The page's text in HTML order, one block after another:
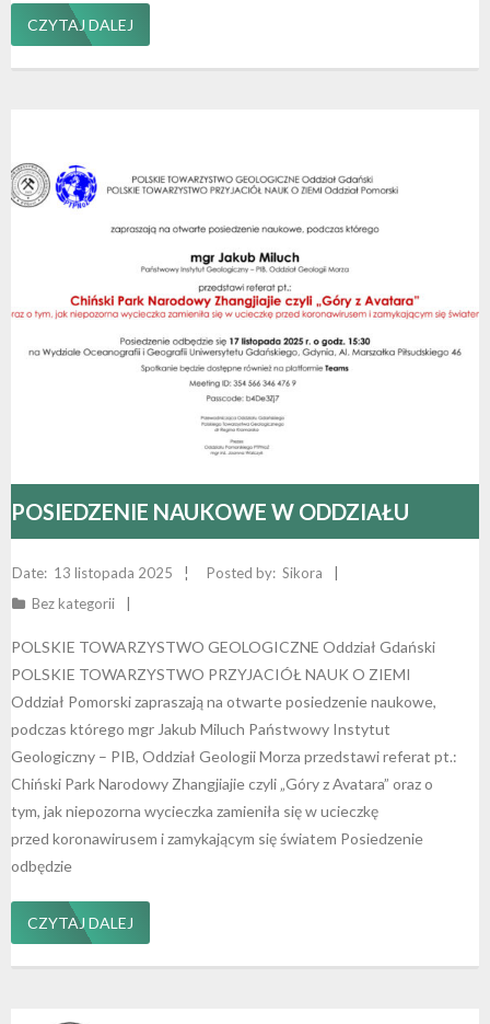
CZYTAJ DALEJ
POSIEDZENIE NAUKOWE W ODDZIAŁU
GDAŃSKIEGO 17.10.2025
13 listopada 2025
Sikora
Bez kategorii
POLSKIE TOWARZYSTWO GEOLOGICZNE Oddział Gdański
POLSKIE TOWARZYSTWO PRZYJACIÓŁ NAUK O ZIEMI
Oddział Pomorski zapraszają na otwarte posiedzenie naukowe,
podczas którego mgr Jakub Miluch Państwowy Instytut
Geologiczny – PIB, Oddział Geologii Morza przedstawi referat pt.:
Chiński Park Narodowy Zhangjiajie czyli „Góry z Avatara” oraz o
tym, jak niepozorna wycieczka zamieniła się w ucieczkę
przed koronawirusem i zamykającym się światem Posiedzenie
odbędzie
CZYTAJ DALEJ